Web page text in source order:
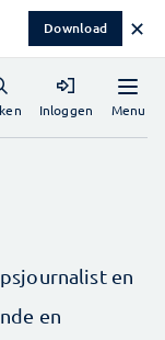
Download ✕
Menu
Inloggen
en
en